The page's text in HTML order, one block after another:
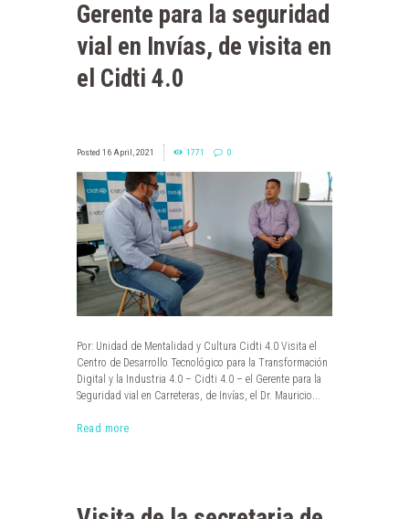
Gerente para la seguridad
vial en Invías, de visita en
el Cidti 4.0
16 April, 2021 1771 0
Por: Unidad de Mentalidad y Cultura Cidti 4.0 Visita el
Centro de Desarrollo Tecnológico para la Transformación
Digital y la Industria 4.0 – Cidti 4.0 – el Gerente para la
Seguridad vial en Carreteras, de Invías, el Dr. Mauricio...
Read more